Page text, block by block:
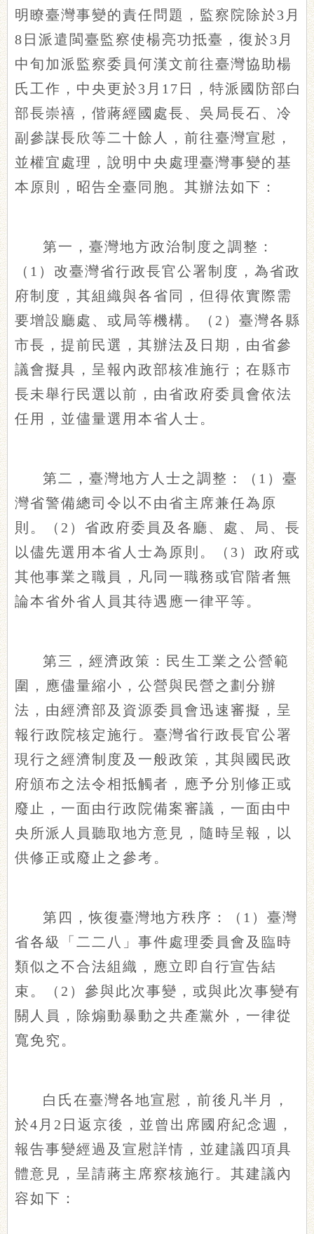
明瞭臺灣事變的責任問題，監察院除於3月
8日派遣閩臺監察使楊亮功抵臺，復於3月
中旬加派監察委員何漢文前往臺灣協助楊
氏工作，中央更於3月17日，特派國防部白
部長崇禧，偕蔣經國處長、吳局長石、冷
副參謀長欣等二十餘人，前往臺灣宣慰，
並權宜處理，說明中央處理臺灣事變的基
本原則，昭告全臺同胞。其辦法如下：
第一，臺灣地方政治制度之調整：
（1）改臺灣省行政長官公署制度，為省政
府制度，其組織與各省同，但得依實際需
要增設廳處、或局等機構。（2）臺灣各縣
市長，提前民選，其辦法及日期，由省參
議會擬具，呈報內政部核准施行；在縣市
長未舉行民選以前，由省政府委員會依法
任用，並儘量選用本省人士。
第二，臺灣地方人士之調整：（1）臺
灣省警備總司令以不由省主席兼任為原
則。（2）省政府委員及各廳、處、局、長
以儘先選用本省人士為原則。（3）政府或
其他事業之職員，凡同一職務或官階者無
論本省外省人員其待遇應一律平等。
第三，經濟政策：民生工業之公營範
圍，應儘量縮小，公營與民營之劃分辦
法，由經濟部及資源委員會迅速審擬，呈
報行政院核定施行。臺灣省行政長官公署
現行之經濟制度及一般政策，其與國民政
府頒布之法令相抵觸者，應予分別修正或
廢止，一面由行政院備案審議，一面由中
央所派人員聽取地方意見，隨時呈報，以
供修正或廢止之參考。
第四，恢復臺灣地方秩序：（1）臺灣
省各級「二二八」事件處理委員會及臨時
類似之不合法組織，應立即自行宣告結
束。（2）參與此次事變，或與此次事變有
關人員，除煽動暴動之共產黨外，一律從
寬免究。
白氏在臺灣各地宣慰，前後凡半月，
於4月2日返京後，並曾出席國府紀念週，
報告事變經過及宣慰詳情，並建議四項具
體意見，呈請蔣主席察核施行。其建議內
容如下：